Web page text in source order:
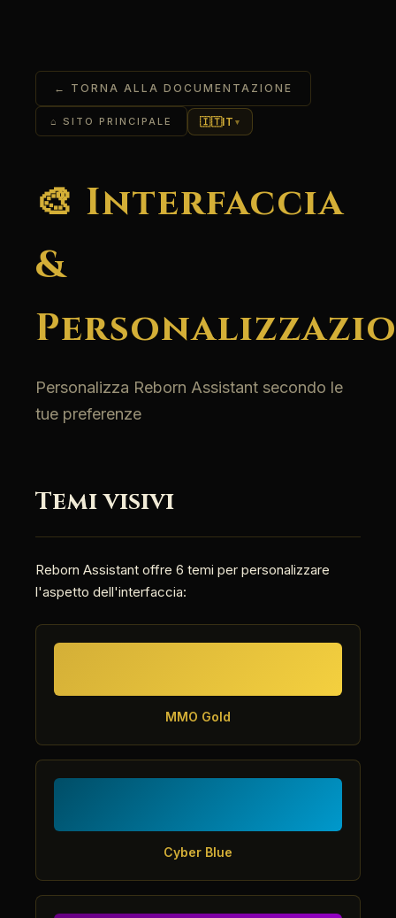
← TORNA ALLA DOCUMENTAZIONE
⌂ SITO PRINCIPALE 🇮🇹IT ▾
🎨 Interfaccia
&
Personalizza Reborn Assistant secondo le
tue preferenze
Temi visivi
Reborn Assistant offre 6 temi per personalizzare
l'aspetto dell'interfaccia:
MMO Gold
Cyber Blue